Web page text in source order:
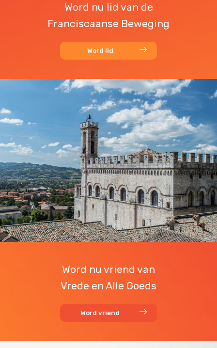
Word nu lid van de
Franciscaanse Beweging
Word lid
Word nu vriend van
Vrede en Alle Goeds
Word vriend